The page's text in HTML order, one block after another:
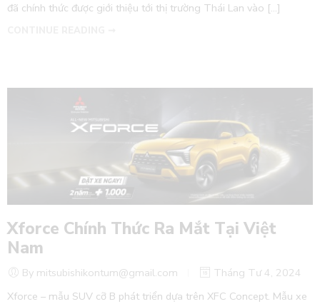
đã chính thức được giới thiệu tới thị trường Thái Lan vào […]
Xforce Chính Thức Ra Mắt Tại Việt
Nam
By mitsubishikontum@gmail.com
Tháng Tư 4, 2024
Xforce – mẫu SUV cỡ B phát triển dựa trên XFC Concept. Mẫu xe